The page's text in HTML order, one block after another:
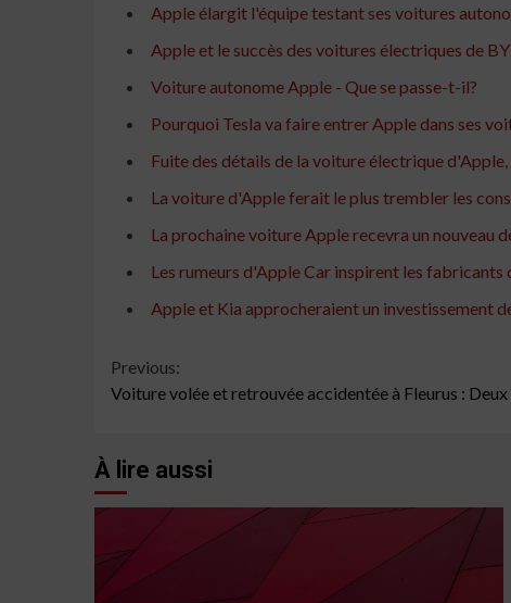
Apple élargit l'équipe testant ses voitures
Apple et le succès des voitures électriques de
Voiture autonome Apple - Que se passe-t-il?
Pourquoi Tesla va faire entrer Apple dans ses
Fuite des détails de la voiture électrique
La voiture d'Apple ferait le plus trembler les
La prochaine voiture Apple recevra un nouveau
Les rumeurs d'Apple Car inspirent les
Apple et Kia approcheraient un investissement
Continue
Previous:
Voiture volée et retrouvée accidentée à Fleurus :
À lire aussi